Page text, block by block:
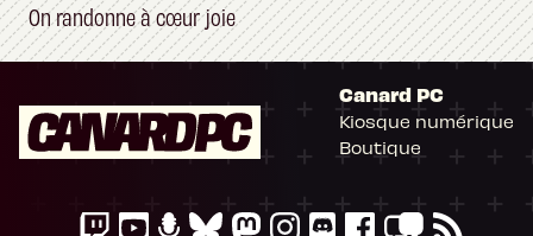
On randonne à cœur joie
Canard PC
Kiosque numérique
Boutique